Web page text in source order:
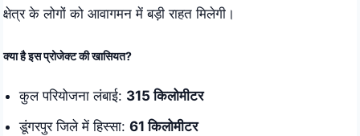
क्षेत्र के लोगों को आवागमन में बड़ी राहत मिलेगी।
क्या है इस प्रोजेक्ट की खासियत?
कुल परियोजना लंबाई: 315 किलोमीटर
डूंगरपुर जिले में हिस्सा: 61 किलोमीटर